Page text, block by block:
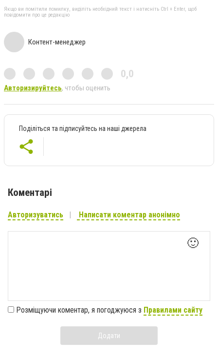
Якщо ви помітили помилку, виділіть необхідний текст і натисніть Ctrl + Enter, щоб
повідомити про це редакцію
Контент-менеджер
0,0
Авторизируйтесь, чтобы оценить
Поділіться та підписуйтесь на наші джерела
Коментарі
Авторизуватись Написати коментар анонімно
🙂
Розміщуючи коментар, я погоджуюся з Правилами сайту
Додати